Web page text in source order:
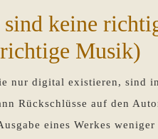
keine
Musik)
nur digital existieren, sind
Rückschlüsse auf den
eines Werkes